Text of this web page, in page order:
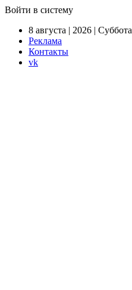
Войти в систему
8 августа | 2026 | Суббота
Реклама
Контакты
vk